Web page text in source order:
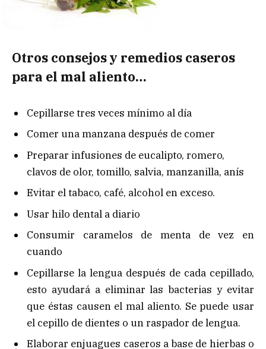
Otros consejos y remedios caseros
para el mal aliento…
Cepillarse tres veces mínimo al día
Comer una manzana después de comer
Preparar infusiones de eucalipto, romero,
clavos de olor, tomillo, salvia, manzanilla, anís
Evitar el tabaco, café, alcohol en exceso.
Usar hilo dental a diario
Consumir caramelos de menta de vez en
cuando
Cepillarse la lengua después de cada cepillado,
esto ayudará a eliminar las bacterias y evitar
que éstas causen el mal aliento. Se puede usar
el cepillo de dientes o un raspador de lengua.
Elaborar enjuagues caseros a base de hierbas o